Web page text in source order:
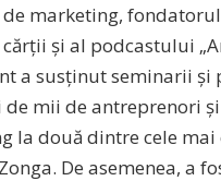
marketing,
și al podcastului
a susținut seminarii și
mii de antreprenori
la două dintre cele
De asemenea, a